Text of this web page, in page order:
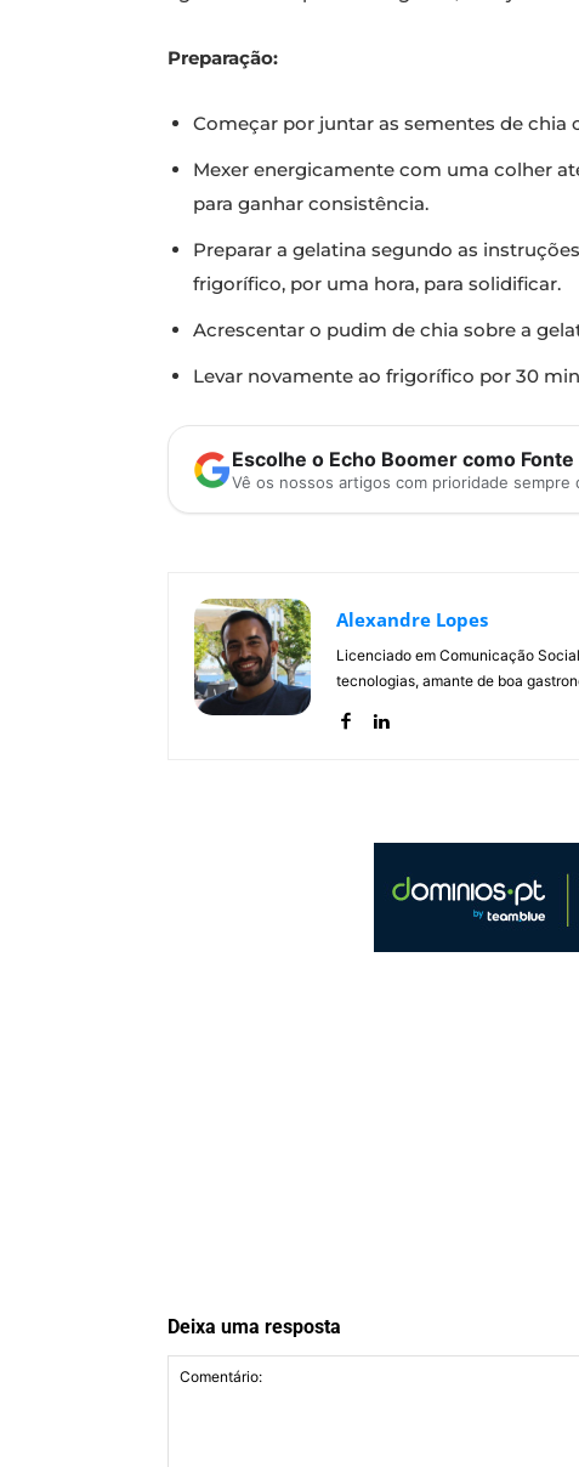
Preparação:
Começar por juntar as sementes de chia
Mexer energicamente com uma colher
para ganhar consistência.
Preparar a gelatina segundo as
frigorífico, por uma hora, para solidificar.
Acrescentar o pudim de chia sobre a
Levar novamente ao frigorífico por 30
Escolhe o Echo Boomer como
Vê os nossos artigos com prioridade sempre
Alexandre Lopes
Licenciado em Comunicação
tecnologias, amante de boa
Deixa uma resposta